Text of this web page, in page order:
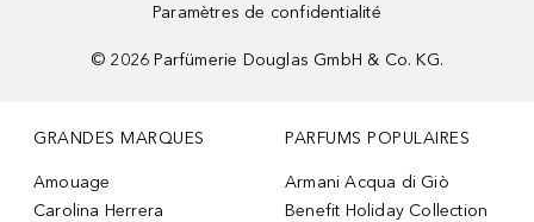
Paramètres de confidentialité
© 2026 Parfümerie Douglas GmbH & Co. KG.
GRANDES MARQUES
Amouage
Carolina Herrera
PARFUMS POPULAIRES
Armani Acqua di Giò
Benefit Holiday Collection